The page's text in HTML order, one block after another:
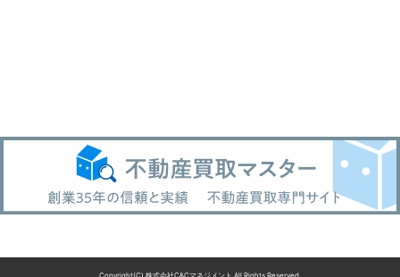
Copyright(C) 株式会社C&Cマネジメント All Rights Reserved.